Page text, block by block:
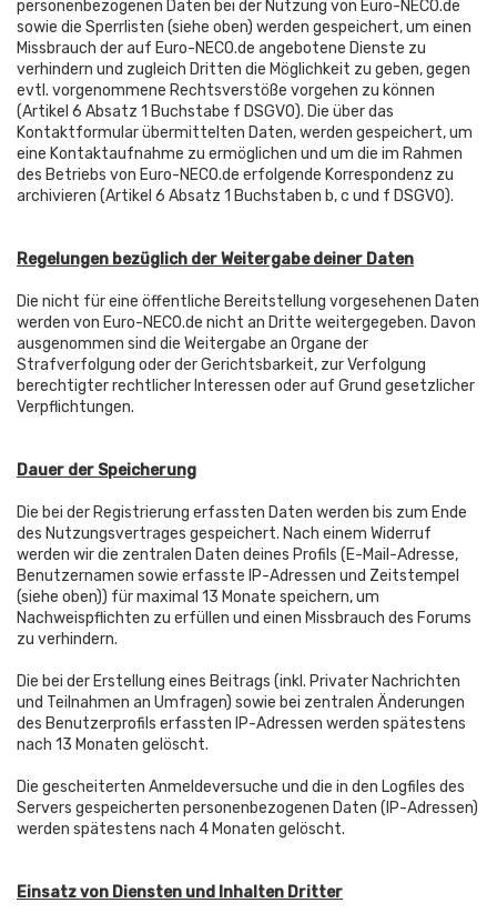
personenbezogenen Daten bei der Nutzung von Euro-NECO.de
sowie die Sperrlisten (siehe oben) werden gespeichert, um einen
Missbrauch der auf Euro-NECO.de angebotene Dienste zu
verhindern und zugleich Dritten die Möglichkeit zu geben, gegen
evtl. vorgenommene Rechtsverstöße vorgehen zu können
(Artikel 6 Absatz 1 Buchstabe f DSGVO). Die über das
Kontaktformular übermittelten Daten, werden gespeichert, um
eine Kontaktaufnahme zu ermöglichen und um die im Rahmen
des Betriebs von Euro-NECO.de erfolgende Korrespondenz zu
archivieren (Artikel 6 Absatz 1 Buchstaben b, c und f DSGVO).
Regelungen bezüglich der Weitergabe deiner Daten
Die nicht für eine öffentliche Bereitstellung vorgesehenen Daten
werden von Euro-NECO.de nicht an Dritte weitergegeben. Davon
ausgenommen sind die Weitergabe an Organe der
Strafverfolgung oder der Gerichtsbarkeit, zur Verfolgung
berechtigter rechtlicher Interessen oder auf Grund gesetzlicher
Verpflichtungen.
Dauer der Speicherung
Die bei der Registrierung erfassten Daten werden bis zum Ende
des Nutzungsvertrages gespeichert. Nach einem Widerruf
werden wir die zentralen Daten deines Profils (E-Mail-Adresse,
Benutzernamen sowie erfasste IP-Adressen und Zeitstempel
(siehe oben)) für maximal 13 Monate speichern, um
Nachweispflichten zu erfüllen und einen Missbrauch des Forums
zu verhindern.
Die bei der Erstellung eines Beitrags (inkl. Privater Nachrichten
und Teilnahmen an Umfragen) sowie bei zentralen Änderungen
des Benutzerprofils erfassten IP-Adressen werden spätestens
nach 13 Monaten gelöscht.
Die gescheiterten Anmeldeversuche und die in den Logfiles des
Servers gespeicherten personenbezogenen Daten (IP-Adressen)
werden spätestens nach 4 Monaten gelöscht.
Einsatz von Diensten und Inhalten Dritter